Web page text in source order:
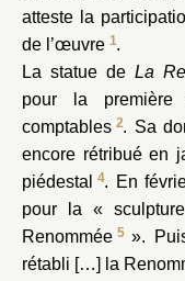
de Saturne
atteste la
de l’œuvre 1.
La statue de La
pour la
comptables 2. Sa
encore rétribué en
piédestal
4. En
pour la «
Renommée 5».
rétabli […] la